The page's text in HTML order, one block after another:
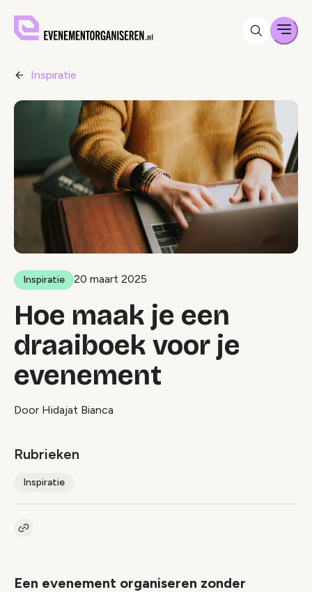
Inspiratie
Inspiratie 20 maart 2025
Hoe maak je een
draaiboek voor je
evenement
Door Hidajat Bianca
Rubrieken
Inspiratie
Kopieer link naar artikel
Een evenement organiseren zonder